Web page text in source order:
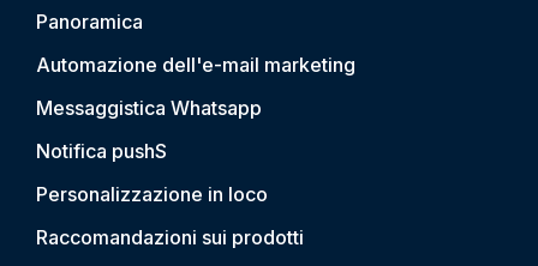
Panoramica
Automazione dell'e-mail marketing
Messaggistica Whatsapp
Notifica pushS
Personalizzazione in loco
Raccomandazioni sui prodotti